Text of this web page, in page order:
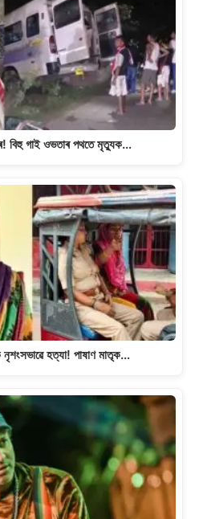
n
k
বিহু গাই ওভতাৰ পথতে মৃত্যুক…
হত্যা! পাষাণ মাতৃক…